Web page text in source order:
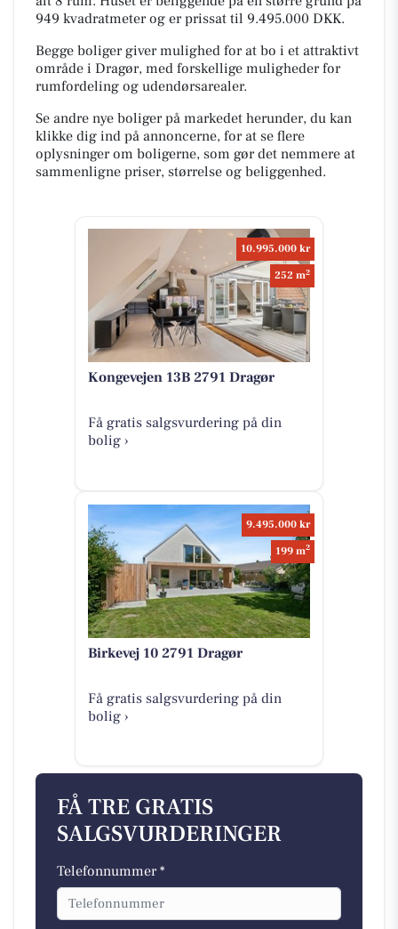
949 kvadratmeter og er prissat til 9.495.000 DKK.
Begge boliger giver mulighed for at bo i et attraktivt
område i Dragør, med forskellige muligheder for
rumfordeling og udendørsarealer.
Se andre nye boliger på markedet herunder, du kan
klikke dig ind på annoncerne, for at se flere
oplysninger om boligerne, som gør det nemmere at
sammenligne priser, størrelse og beliggenhed.
10.995.000 kr
252 m2
Kongevejen 13B 2791 Dragør
Få gratis salgsvurdering på din
bolig ›
9.495.000 kr
199 m2
Birkevej 10 2791 Dragør
Få gratis salgsvurdering på din
bolig ›
FÅ TRE GRATIS
SALGSVURDERINGER
Telefonnummer *